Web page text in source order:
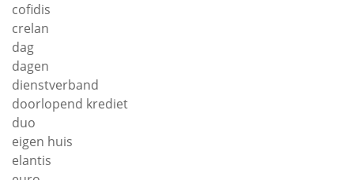
cofidis
crelan
dag
dagen
dienstverband
doorlopend krediet
duo
eigen huis
elantis